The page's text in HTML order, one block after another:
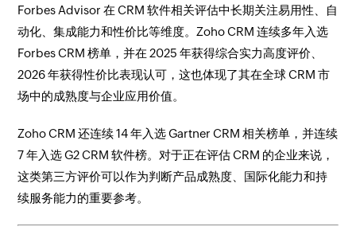
Forbes Advisor 在 CRM 软件相关评估中长期关注易用性、自
动化、集成能力和性价比等维度。Zoho CRM 连续多年入选
Forbes CRM 榜单，并在 2025 年获得综合实力高度评价、
2026 年获得性价比表现认可，这也体现了其在全球 CRM 市
场中的成熟度与企业应用价值。
Zoho CRM 还连续 14 年入选 Gartner CRM 相关榜单，并连续
7 年入选 G2 CRM 软件榜。对于正在评估 CRM 的企业来说，
这类第三方评价可以作为判断产品成熟度、国际化能力和持
续服务能力的重要参考。